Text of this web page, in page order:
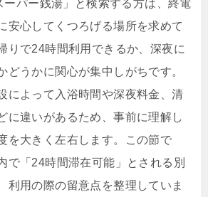
ーパー銭湯」と検索する方は、終電
安心してくつろげる場所を求めて
りで24時間利用できるか、深夜に
どうかに関心が集中しがちです。
によって入浴時間や深夜料金、清
に違いがあるため、事前に理解し
を大きく左右します。この節で
で「24時間滞在可能」とされる別
利用の際の留意点を整理していま